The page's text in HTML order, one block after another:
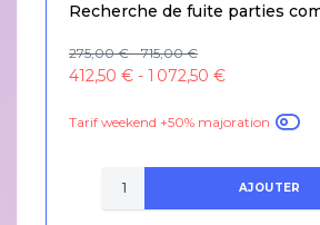
Recherche de fuite parties
275,00 € - 715,00 €
412,50 € - 1 072,50 €
Tarif weekend +50% majoration
AJOUTER